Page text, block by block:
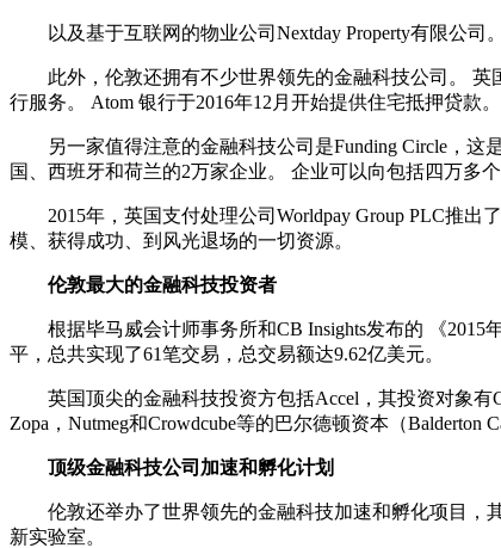
以及基于互联网的物业公司Nextday Property有限公司。
此外，伦敦还拥有不少世界领先的金融科技公司。 英
行服务。 Atom 银行于2016年12月开始提供住宅抵押贷款。
另一家值得注意的金融科技公司是Funding Circle，这
国、西班牙和荷兰的2万家企业。 企业可以向包括四万多
2015年，英国支付处理公司Worldpay Group PLC推出
模、获得成功、到风光退场的一切资源。
伦敦最大的金融科技投资者
根据毕马威会计师事务所和CB Insights发布的 《2015年
平，总共实现了61笔交易，总交易额达9.62亿美元。
英国顶尖的金融科技投资方包括Accel，其投资对象有
Zopa，Nutmeg和Crowdcube等的巴尔德顿资本（Balderton
顶级金融科技公司加速和孵化计划
伦敦还举办了世界领先的金融科技加速和孵化项目，其
新实验室。